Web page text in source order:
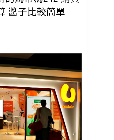
醬子比較簡單